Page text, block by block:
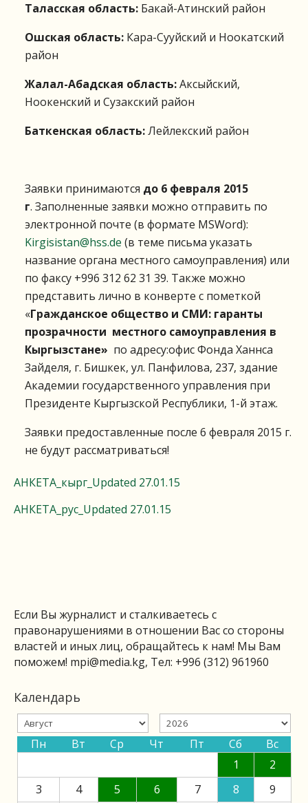
Таласская область: Бакай-Атинский район
Ошская область: Кара-Сууйский и Ноокатский
район
Жалал-Абадская область:Аксыйский,
Ноокенский и Сузакский район
Баткенская область:Лейлекский район
Заявки принимаются до 6 февраля 2015
г. Заполненные заявки можно отправить по
электронной почте (в формате MSWord):
Kirgisistan@hss.de (в теме письма указать
название органа местного самоуправления) или
по факсу +996 312 62 31 39. Также можно
представить лично в конверте с пометкой
«Гражданское общество и СМИ: гаранты
прозрачности местного самоуправления в
Кыргызстане» по адресу:офис Фонда Ханнса
Зайделя, г. Бишкек, ул. Панфилова, 237, здание
Академии государственного управления при
Президенте Кыргызской Республики, 1-й этаж.
Заявки предоставленные после 6 февраля 2015 г.
не будут рассматриваться!
АНКЕТА_кырг_Updated 27.01.15
АНКЕТА_рус_Updated 27.01.15
Если Вы журналист и сталкиваетесь с
правонарушениями в отношении Вас со стороны
властей и иных лиц, обращайтесь к нам! Мы Вам
поможем! mpi@media.kg, Тел: +996 (312) 961960
Календарь
Пн Вт Ср Чт Пт Сб
Вс
1
2
3
4 5 6 7 8
9